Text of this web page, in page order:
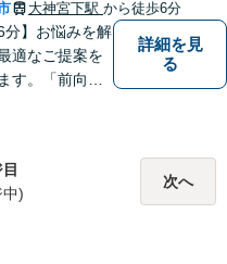
大神宮下駅 から徒歩6分
分】お悩みを解
適なご提案を
す。「前向き
。
詳細を見
る
)
次へ